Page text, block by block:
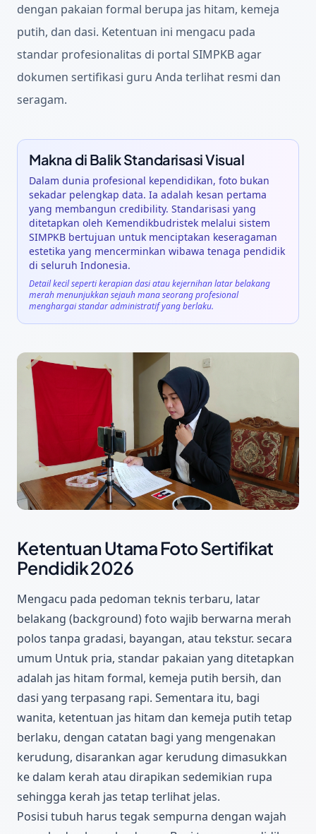
dengan pakaian formal berupa jas hitam, kemeja
putih, dan dasi. Ketentuan ini mengacu pada
standar profesionalitas di portal SIMPKB agar
dokumen sertifikasi guru Anda terlihat resmi dan
seragam.
Makna di Balik Standarisasi Visual
Dalam dunia profesional kependidikan, foto bukan
sekadar pelengkap data. Ia adalah kesan pertama
yang membangun credibility. Standarisasi yang
ditetapkan oleh Kemendikbudristek melalui sistem
SIMPKB bertujuan untuk menciptakan keseragaman
estetika yang mencerminkan wibawa tenaga pendidik
di seluruh Indonesia.
Detail kecil seperti kerapian dasi atau kejernihan latar belakang
merah menunjukkan sejauh mana seorang profesional
menghargai standar administratif yang berlaku.
Ketentuan Utama Foto Sertifikat
Pendidik 2026
Mengacu pada pedoman teknis terbaru, latar
belakang (background) foto wajib berwarna merah
polos tanpa gradasi, bayangan, atau tekstur. secara
umum Untuk pria, standar pakaian yang ditetapkan
adalah jas hitam formal, kemeja putih bersih, dan
dasi yang terpasang rapi. Sementara itu, bagi
wanita, ketentuan jas hitam dan kemeja putih tetap
berlaku, dengan catatan bagi yang mengenakan
kerudung, disarankan agar kerudung dimasukkan
ke dalam kerah atau dirapikan sedemikian rupa
sehingga kerah jas tetap terlihat jelas.
Posisi tubuh harus tegak sempurna dengan wajah